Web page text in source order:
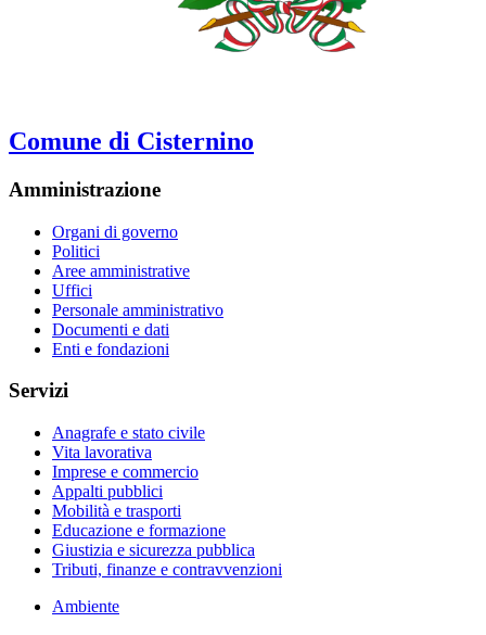
Comune di Cisternino
Amministrazione
Organi di governo
Politici
Aree amministrative
Uffici
Personale amministrativo
Documenti e dati
Enti e fondazioni
Servizi
Anagrafe e stato civile
Vita lavorativa
Imprese e commercio
Appalti pubblici
Mobilità e trasporti
Educazione e formazione
Giustizia e sicurezza pubblica
Tributi, finanze e contravvenzioni
Ambiente